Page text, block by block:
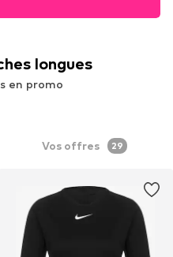
longues
en promo
Vos offres 29